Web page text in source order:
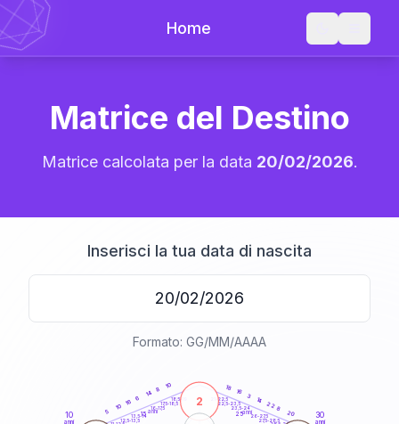
Home
Matrice del Destino
Matrice calcolata per la data 20/02/2026.
Inserisci la tua data di nascita
Formato: GG/MM/AAAA
10
anni
30
anni
12,5-13,5
13,5-14
16-17,5
17,5-18,5
18,5-19
21-22,5
22,5-23,5
23,5-24
26-27,5
27,5-28,5
5
10
16
6
14
8
10 18
16 3
14
228
20
2
15 anni 25anni